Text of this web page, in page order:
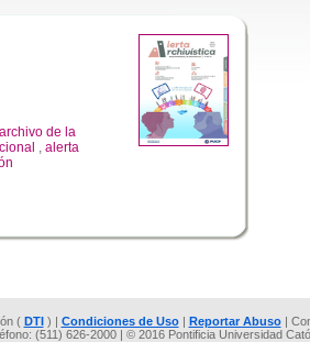
archivo de la
, alerta
( DTI) | Condiciones de Uso| Reportar Abuso|
(511) 626-2000 | © 2016 Pontificia Universidad